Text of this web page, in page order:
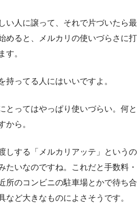
い人に譲って、それで片づいたら最
めると、メルカリの使いづらさに打
す。
持ってる人にはいいですよ。
とってはやっぱり使いづらい。何と
から。
しする「メルカリアッテ」というの
たいなのですね。これだと手数料・
所のコンビニの駐車場とかで待ち合
など大きなものによさそうです。